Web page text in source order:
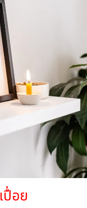
ปื่อย